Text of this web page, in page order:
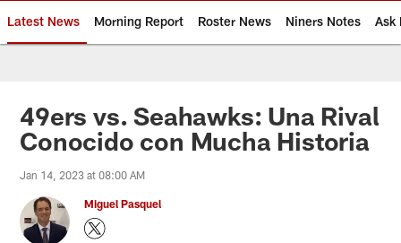
Latest News Morning Report Roster News Niners Notes Ask
49ers vs. Seahawks: Una Rival
Conocido con Mucha Historia
Jan 14, 2023 at 08:00 AM
Miguel Pasquel